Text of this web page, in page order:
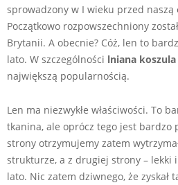
sprowadzony w I wieku przed naszą
Początkowo rozpowszechniony
Brytanii. A obecnie? Cóż, len to
lato. W szczególności lniana
największą popularnością.
Len ma niezwykłe właściwości. To
tkanina, ale oprócz tego jest bardzo
strony otrzymujemy zatem
strukturze, a z drugiej strony – lekki
lato. Nic zatem dziwnego, że zyskał